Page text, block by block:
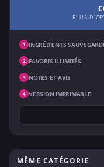
PLUS
1 INGRÉDIENTS
2 FAVORIS ILLIMITÉS
3 NOTES ET AVIS
4 VERSION IMPRIMABLE
MÊME CATÉGORIE